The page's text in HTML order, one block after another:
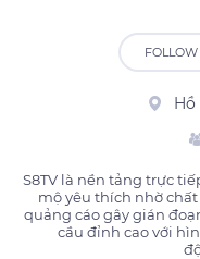
FOLLOW
Hồ
S8TV là nền tảng trực
mộ yêu thích nhờ
quảng cáo gây gián
cầu đỉnh cao với